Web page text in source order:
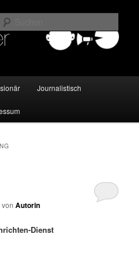
Journalistisch
vonAutorin
Dienst